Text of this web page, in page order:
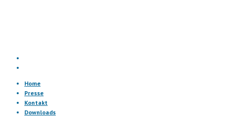
Home
Presse
Kontakt
Downloads